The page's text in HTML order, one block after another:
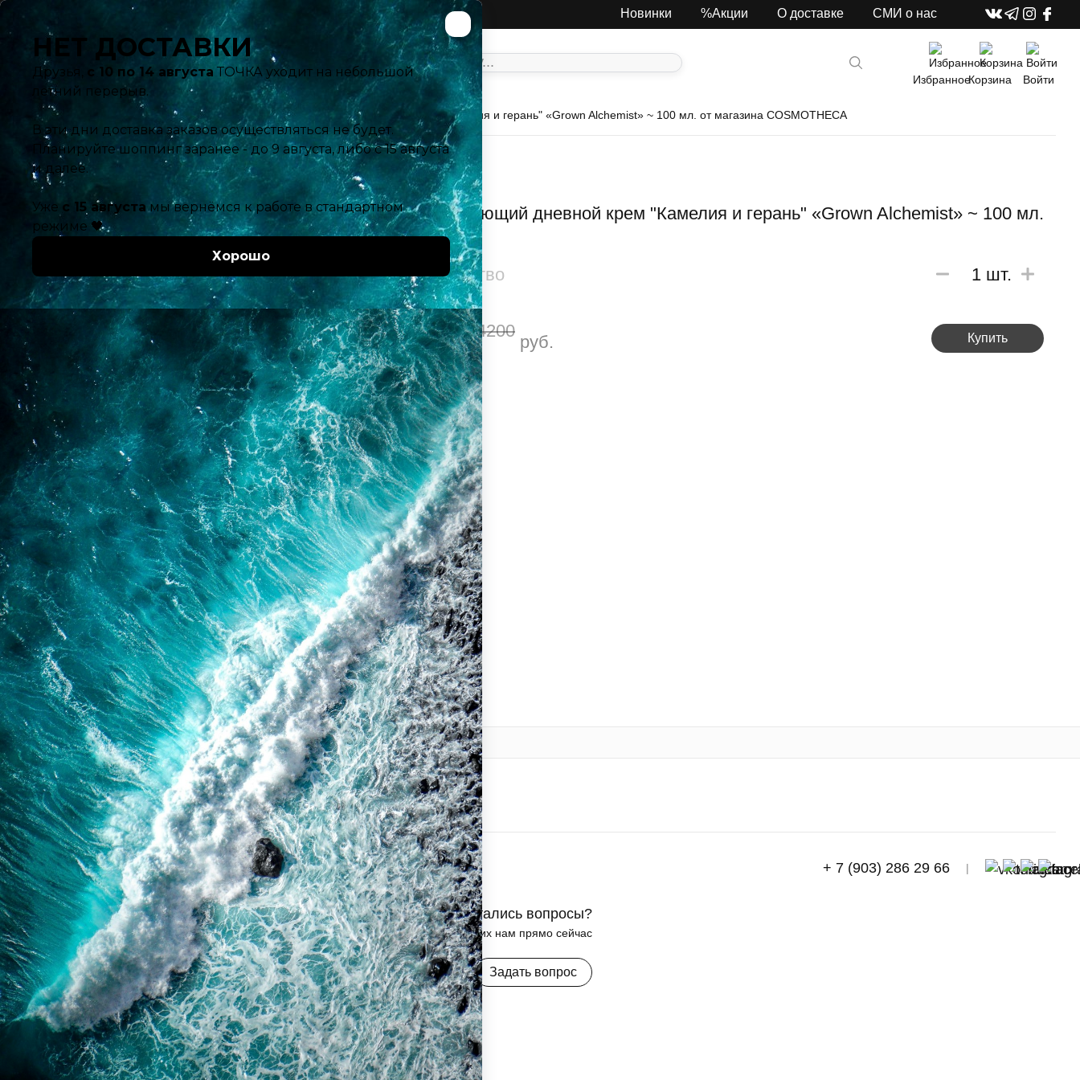
Ближайшая доставка: 09.08.2026 с 10:00 Ваш город: Москва Новинки %Акции О доставке СМИ о нас
ИзбранноеКорзина Войти
Главная Красота и здоровье Лицо Увлажняющий дневной крем "Камелия и герань" «Grown Alchemist» ~ 100 мл. от магазина COSMOTHECA
4200
3900 руб.
Увлажняющий дневной крем "Камелия и герань" «Grown Alchemist» ~ 100 мл.
Количество 1 шт.
39004200
руб. Купить
+ 7 (903) 286 29 66 |
Поддержка
Контакты
Как вернуть или обменять
Доставка и оплата
Покупателям
Программа лояльности
Подарочные сертификаты
Для регионов
Агротуризм
Рецепты
Бизнесу
Мы принимаем:
Остались вопросы?
Задайте их нам прямо сейчас
Задать вопрос